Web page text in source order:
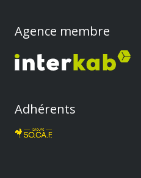
Agence membre
Adhérents